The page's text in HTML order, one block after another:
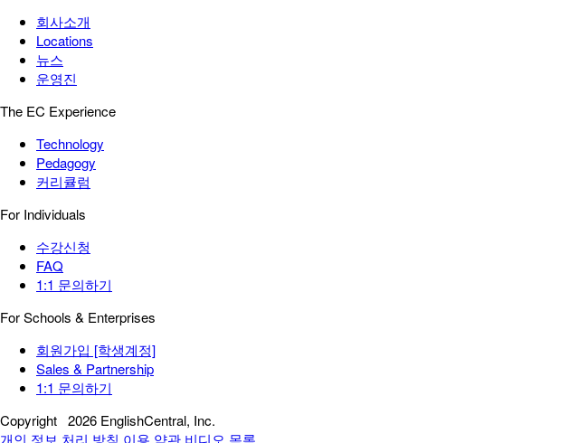
회사소개
Locations
뉴스
운영진
The EC Experience
Technology
Pedagogy
커리큘럼
For Individuals
수강신청
FAQ
1:1 문의하기
For Schools & Enterprises
회원가입 [학생계정]
Sales & Partnership
1:1 문의하기
Copyright 2026 EnglishCentral, Inc.